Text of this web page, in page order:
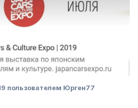
пользователем Юрген77